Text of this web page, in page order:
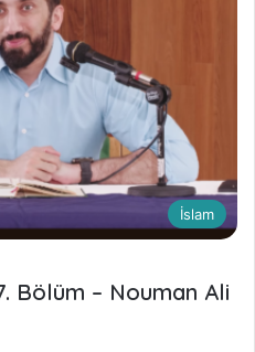
İslam
Bölüm – Nouman Ali